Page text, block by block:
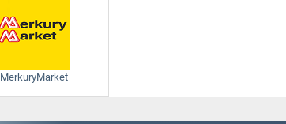
MerkuryMarket